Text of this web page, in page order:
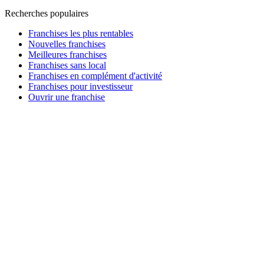
Recherches populaires
Franchises les plus rentables
Nouvelles franchises
Meilleures franchises
Franchises sans local
Franchises en complément d'activité
Franchises pour investisseur
Ouvrir une franchise